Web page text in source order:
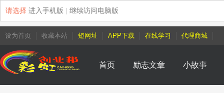
请选择 进入手机版 | 继续访问电脑版
设为首页 收藏本站 短网址 APP下载 在线学习 代理商城
首页 励志文章 小故事